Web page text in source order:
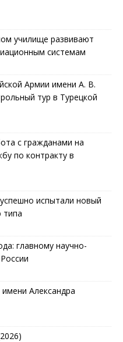
училище развивают
системам
Армии имени А. В.
тур в Турецкой
с гражданами на
по контракту в
испытали новый
типа
главному научно-
Александра